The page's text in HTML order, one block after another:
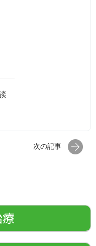
次の記事